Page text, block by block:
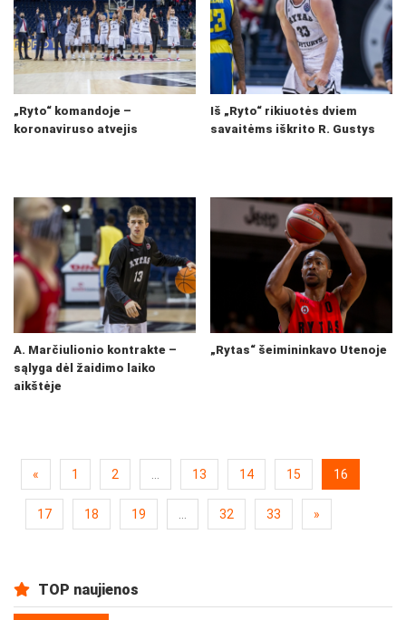
„Ryto“ komandoje –
koronaviruso atvejis
Iš „Ryto“ rikiuotės dviem
savaitėms iškrito R. Gustys
A. Marčiulionio kontrakte –
sąlyga dėl žaidimo laiko
aikštėje
„Rytas“ šeimininkavo Utenoje
« 1 2 13 14 15 16
17 18 19 32 33 »
TOP naujienos